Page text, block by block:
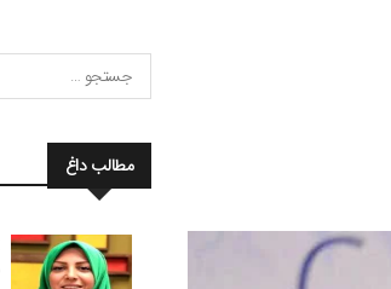
مطالب داغ